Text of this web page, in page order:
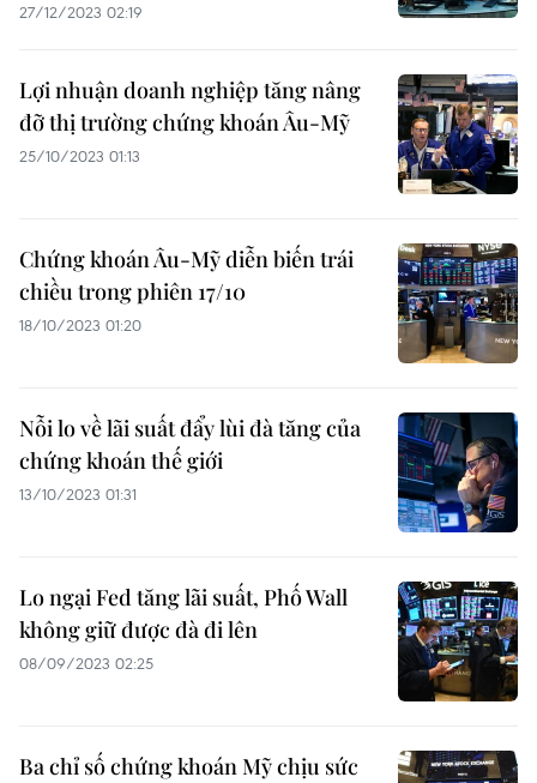
27/12/2023 02:19
Lợi nhuận doanh nghiệp tăng nâng
đỡ thị trường chứng khoán Âu-Mỹ
25/10/2023 01:13
Chứng khoán Âu-Mỹ diễn biến trái
chiều trong phiên 17/10
18/10/2023 01:20
Nỗi lo về lãi suất đẩy lùi đà tăng của
chứng khoán thế giới
13/10/2023 01:31
Lo ngại Fed tăng lãi suất, Phố Wall
không giữ được đà đi lên
08/09/2023 02:25
Ba chỉ số chứng khoán Mỹ chịu sức